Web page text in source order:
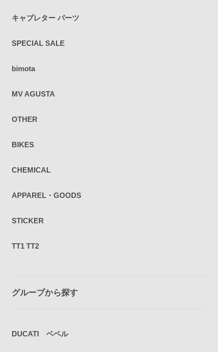
キャブレター パーツ
SPECIAL SALE
bimota
MV AGUSTA
OTHER
BIKES
CHEMICAL
APPAREL・GOODS
STICKER
TT1 TT2
グループから探す
DUCATI ベベル